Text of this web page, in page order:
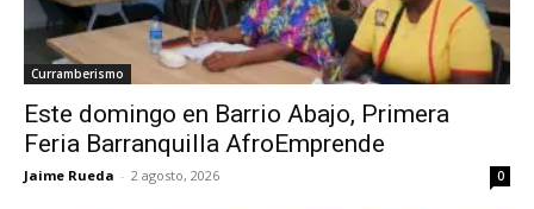
Curramberismo
Este domingo en Barrio Abajo, Primera
Feria Barranquilla AfroEmprende
Jaime Rueda - 2 agosto, 2026 0